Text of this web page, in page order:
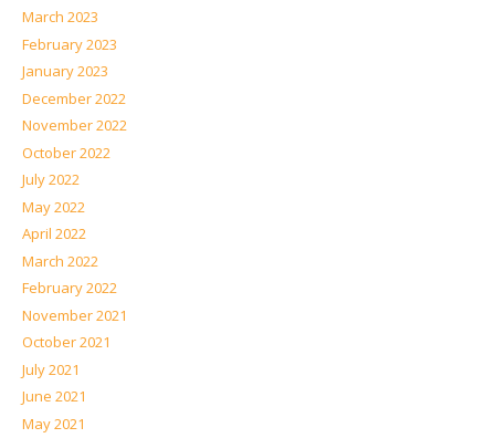
March 2023
February 2023
January 2023
December 2022
November 2022
October 2022
July 2022
May 2022
April 2022
March 2022
February 2022
November 2021
October 2021
July 2021
June 2021
May 2021